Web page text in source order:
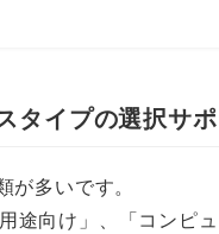
イプの選択サ
多いです。
途向け」、「コンピ